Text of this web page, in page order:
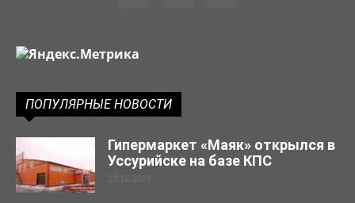
ПОПУЛЯРНЫЕ НОВОСТИ
Гипермаркет «Маяк» открылся в
Уссурийске на базе КПС
23.12.2019